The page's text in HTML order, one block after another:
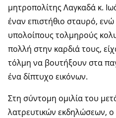
μητροπολίτης Λαγκαδά κ.
έναν επιστήθιο σταυρό,
υπολοίπους τολμηρούς
πολλή στην καρδιά τους,
τόλμη να βουτήξουν στα
ένα δίπτυχο εικόνων.
Στη σύντομη ομιλία του
λατρευτικών εκδηλώσεων,